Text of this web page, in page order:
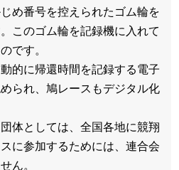
め番号を控えられたゴム輪を
このゴム輪を記録機に入れて
です。
的に帰還時間を記録する電子
られ、鳩レースもデジタル化
体としては、全国各地に競翔
に参加するためには、連合会
ん。